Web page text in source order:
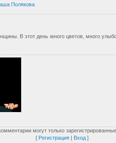
Полякова
В этот день много цветов, много
могут только
[ Регистрация | Вход ]